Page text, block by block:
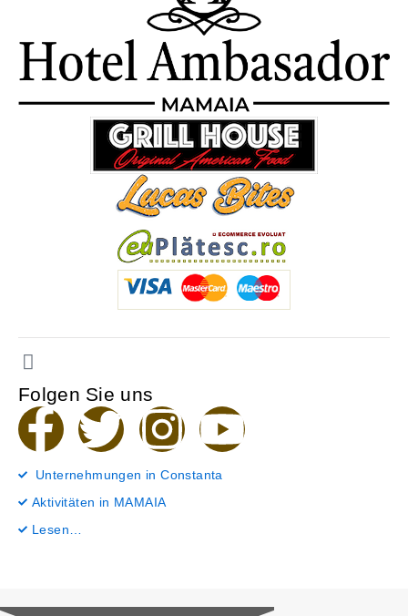
Folgen Sie uns
F
a
c
T
w
i
I
n
s
Y
o
Unternehmungen in Constanta
Aktivitäten in MAMAIA
Lesen…